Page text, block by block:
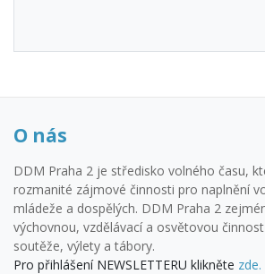
O nás
DDM Praha 2 je středisko volného času,
rozmanité zájmové činnosti pro naplnění
mládeže a dospělých. DDM Praha 2
výchovnou, vzdělávací a osvětovou
soutěže, výlety a tábory.
Pro přihlášení NEWSLETTERU klikněte zde.